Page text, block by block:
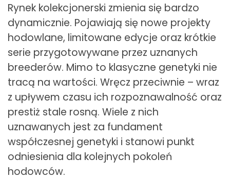
Rynek kolekcjonerski zmienia się bardzo
dynamicznie. Pojawiają się nowe projekty
hodowlane, limitowane edycje oraz krótkie
serie przygotowywane przez uznanych
breederów. Mimo to klasyczne genetyki nie
tracą na wartości. Wręcz przeciwnie – wraz
z upływem czasu ich rozpoznawalność oraz
prestiż stale rosną. Wiele z nich
uznawanych jest za fundament
współczesnej genetyki i stanowi punkt
odniesienia dla kolejnych pokoleń
hodowców.